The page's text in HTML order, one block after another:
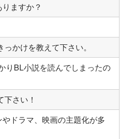
ますか？
かけを教えて下さい。
りBL小説を読んでしまったの
さい！
ドラマ、映画の主題化が多